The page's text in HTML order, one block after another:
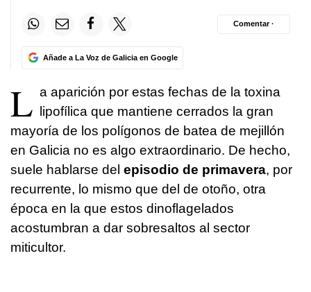
Añade a La Voz de Galicia en Google
Comentar ·
L a aparición por estas fechas de la toxina
lipofílica que mantiene cerrados la gran
mayoría de los polígonos de batea de mejillón
en Galicia no es algo extraordinario. De hecho,
suele hablarse del episodio de primavera, por
recurrente, lo mismo que del de otoño, otra
época en la que estos dinoflagelados
acostumbran a dar sobresaltos al sector
miticultor.